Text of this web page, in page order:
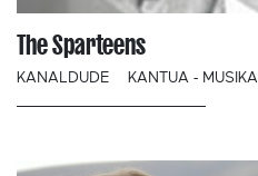
The Sparteens
KANALDUDE KANTUA - MUSIKA